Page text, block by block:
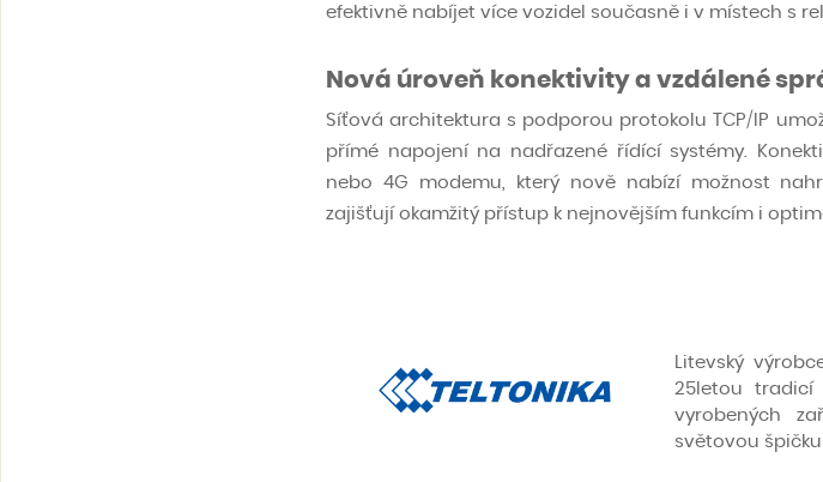
efektivně nabíjet více vozidel současně i v místech s
Nová úroveň konektivity a vzdálené
Síťová architektura s podporou protokolu TCP/IP
přímé napojení na nadřazené řídící systémy.
nebo 4G modemu, který nově nabízí možnost
zajišťují okamžitý přístup k nejnovějším funkcím i
Litevský
25letou
vyrobených
světovou